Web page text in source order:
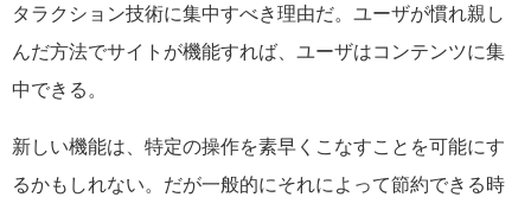
タラクション技術に集中すべき理由だ。ユーザが慣れ親し
んだ方法でサイトが機能すれば、ユーザはコンテンツに集
中できる。
新しい機能は、特定の操作を素早くこなすことを可能にす
るかもしれない。だが一般的にそれによって節約できる時